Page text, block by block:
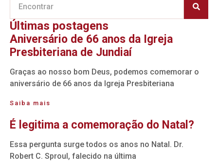
Últimas postagens
Aniversário de 66 anos da Igreja
Presbiteriana de Jundiaí
Graças ao nosso bom Deus, podemos comemorar o
aniversário de 66 anos da Igreja Presbiteriana
Saiba mais
É legitima a comemoração do Natal?
Essa pergunta surge todos os anos no Natal. Dr.
Robert C. Sproul, falecido na última